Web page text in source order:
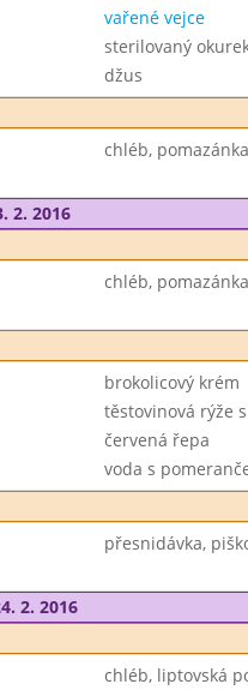
vařené vejce
sterilovaný
džus
chléb,
2. 2016
chléb,
brokolicový krém
těstovinová rýže
červená řepa
voda s
přesnidávka,
2. 2016
chléb, liptovská